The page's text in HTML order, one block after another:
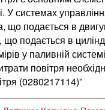
У системах
що подається в
що подається в
у паливній
повітря
(0280217114)”